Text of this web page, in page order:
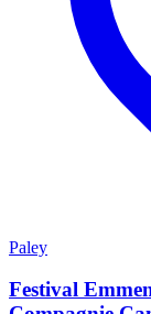
Paley
Festival